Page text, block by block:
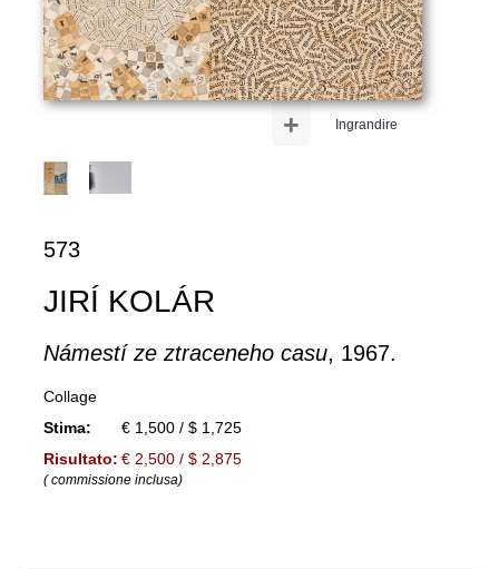
Ingrandire
+
573
JIRÍ KOLÁR
Námestí ze ztraceneho casu, 1967.
Collage
Stima:
€ 1,500 / $ 1,725
Risultato: € 2,500 / $ 2,875
( commissione inclusa)